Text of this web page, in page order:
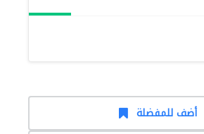
أضف للمفضلة